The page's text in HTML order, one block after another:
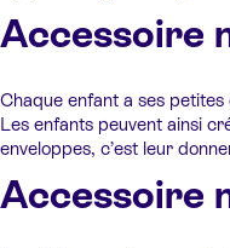
Accessoire
Chaque enfant a ses
Les enfants peuvent ainsi
enveloppes, c’est leur
Accessoire